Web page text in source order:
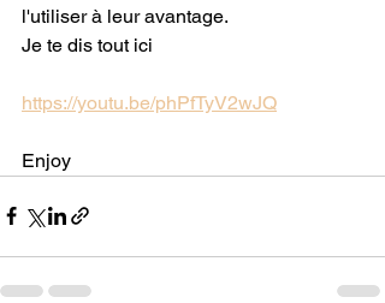
l'utiliser à leur avantage.
Je te dis tout ici
https://youtu.be/phPfTyV2wJQ
Enjoy